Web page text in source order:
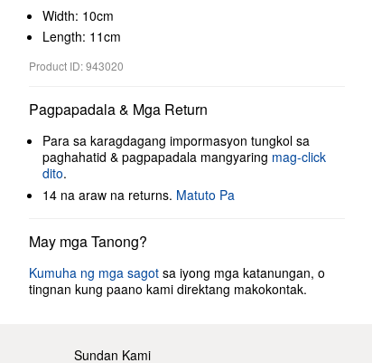
Width: 10cm
Length: 11cm
Product ID: 943020
Pagpapadala & Mga Return
Para sa karagdagang impormasyon tungkol sa
paghahatid & pagpapadala mangyaring mag-click
dito.
14 na araw na returns. Matuto Pa
May mga Tanong?
Kumuha ng mga sagot sa iyong mga katanungan, o
tingnan kung paano kami direktang makokontak.
Sundan Kami